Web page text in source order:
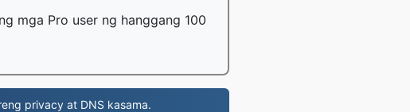
mga Pro user ng hanggang 100
privacy at DNS kasama.